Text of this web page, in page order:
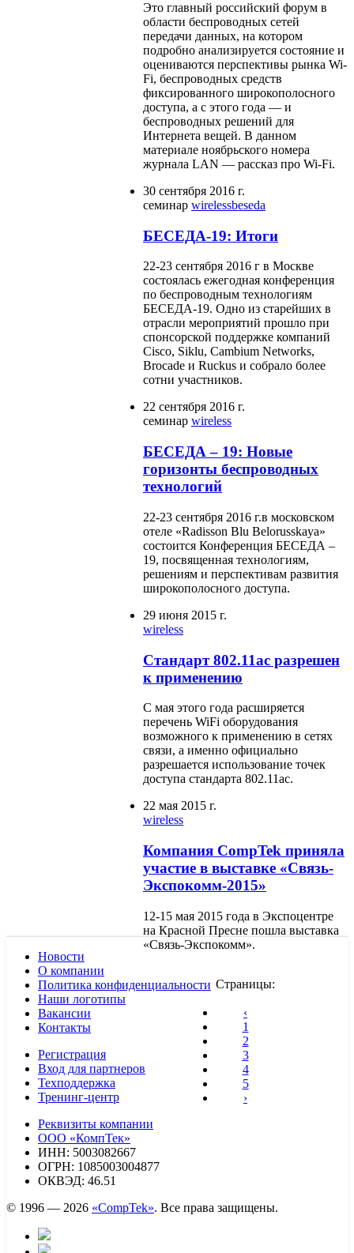
Это главный российский форум в
области беспроводных сетей
передачи данных, на котором
подробно анализируется состояние и
оцениваются перспективы рынка Wi-
Fi, беспроводных средств
фиксированного широкополосного
доступа, а с этого года — и
беспроводных решений для
Интернета вещей. В данном
материале ноябрьского номера
журнала LAN — рассказ про Wi-Fi.
30 сентября 2016 г.
семинар wirelessbeseda
БЕСЕДА-19: Итоги
22-23 сентября 2016 г в Москве
состоялась ежегодная конференция
по беспроводным технологиям
БЕСЕДА-19. Одно из старейших в
отрасли мероприятий прошло при
спонсорской поддержке компаний
Cisco, Siklu, Cambium Networks,
Brocade и Ruckus и собрало более
сотни участников.
22 сентября 2016 г.
семинар wireless
БЕСЕДА – 19: Новые
горизонты беспроводных
технологий
22-23 сентября 2016 г.в московском
отеле «Radisson Blu Belorusskaya»
состоится Конференция БЕСЕДА –
19, посвященная технологиям,
решениям и перспективам развития
широкополосного доступа.
29 июня 2015 г.
wireless
Стандарт 802.11ac разрешен
к применению
С мая этого года расширяется
перечень WiFi оборудования
возможного к применению в сетях
связи, а именно официально
разрешается использование точек
доступа стандарта 802.11ac.
22 мая 2015 г.
wireless
Компания CompTek приняла
участие в выставке «Связь-
Экспокомм-2015»
12-15 мая 2015 года в Экспоцентре
на Красной Пресне пошла выставка
«Связь-Экспокомм».
Страницы:
‹
1
2
3
4
5
›
Новости
О компании
Политика конфиденциальности
Наши логотипы
Вакансии
Контакты
Регистрация
Вход для партнеров
Техподдержка
Тренинг-центр
Реквизиты компании
ООО «КомпТек»
ИНН: 5003082667
ОГРН: 1085003004877
ОКВЭД: 46.51
© 1996 — 2026 «CompTek». Все права защищены.